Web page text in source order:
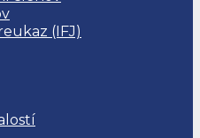
(IFJ)